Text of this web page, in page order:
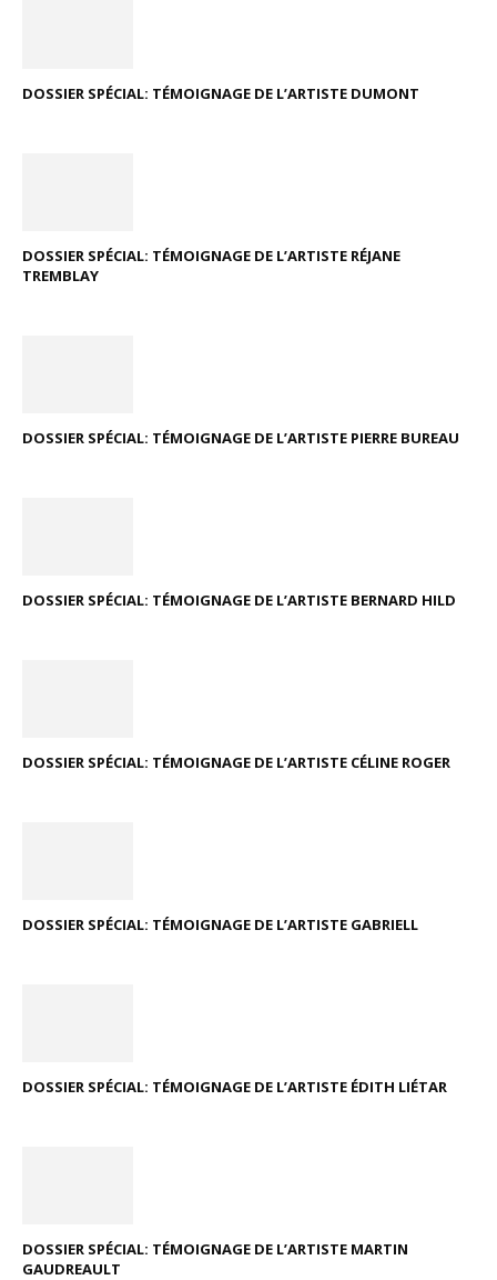
DOSSIER SPÉCIAL: TÉMOIGNAGE DE L’ARTISTE DUMONT
DOSSIER SPÉCIAL: TÉMOIGNAGE DE L’ARTISTE RÉJANE
TREMBLAY
DOSSIER SPÉCIAL: TÉMOIGNAGE DE L’ARTISTE PIERRE BUREAU
DOSSIER SPÉCIAL: TÉMOIGNAGE DE L’ARTISTE BERNARD HILD
DOSSIER SPÉCIAL: TÉMOIGNAGE DE L’ARTISTE CÉLINE ROGER
DOSSIER SPÉCIAL: TÉMOIGNAGE DE L’ARTISTE GABRIELL
DOSSIER SPÉCIAL: TÉMOIGNAGE DE L’ARTISTE ÉDITH LIÉTAR
DOSSIER SPÉCIAL: TÉMOIGNAGE DE L’ARTISTE MARTIN
GAUDREAULT